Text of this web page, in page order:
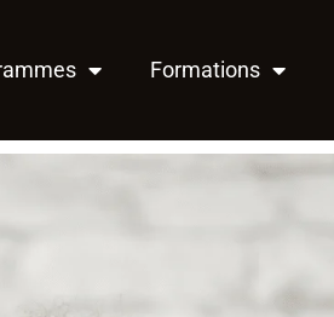
Formations